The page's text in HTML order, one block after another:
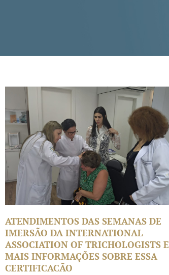
ATENDIMENTOS DAS SEMANAS DE
IMERSÃO DA INTERNATIONAL
ASSOCIATION OF TRICHOLOGISTS E
MAIS INFORMAÇÕES SOBRE ESSA
CERTIFICACÃO